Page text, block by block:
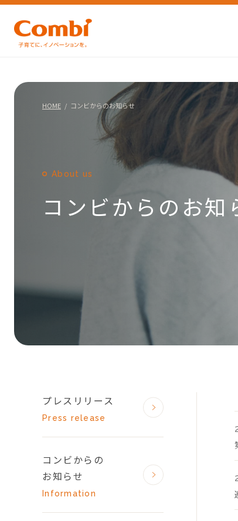
HOME コンビからのお知らせ
About us
コンビからのお知
プレスリリース
Press release
コンビからの
お知らせ
Information